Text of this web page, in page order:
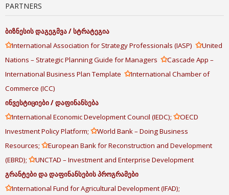
PARTNERS
ბიზნესისდაგეგმვა/სტრატეგია
✩International Association for Strategy Professionals (IASP) ✩United
Nations – Strategic Planning Guide for Managers ✩Cascade App –
International Business Plan Template ✩International Chamber of
Commerce (ICC)
ინვესტიციები/დაფინანსება
✩International Economic Development Council (IEDC); ✩OECD
Investment Policy Platform; ✩World Bank – Doing Business
Resources; ✩European Bank for Reconstruction and Development
(EBRD); ✩UNCTAD – Investment and Enterprise Development
გრანტებიდადაფინანსებისპროგრამები
✩International Fund for Agricultural Development (IFAD);